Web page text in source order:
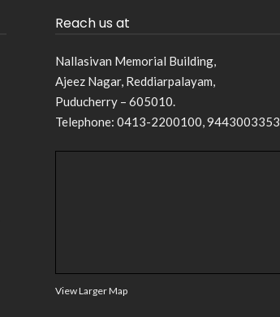
Reach us at
Nallasivan Memorial Building,
Ajeez Nagar, Reddiarpalayam,
Puducherry – 605010.
Telephone: 0413-2200100, 9443003353
View Larger Map